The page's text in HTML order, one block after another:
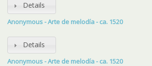
Details
Anonymous - Arte de melodía - ca. 1520
Details
Anonymous - Arte de melodía - ca. 1520